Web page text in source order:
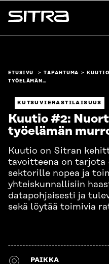
Siirry
suoraan
Sitra
ETUSIVU TAPAHTUMA
TYÖELÄMÄN…
KUTSUVIERASTILAISUUS
Kuutio #2:
työelämän
Kuutio on Sitran
tavoitteena on tarjota
sektorille nopea ja
yhteiskunnallisiin
datapohjaisesti ja
sekä löytää toimivia
PAIKKA